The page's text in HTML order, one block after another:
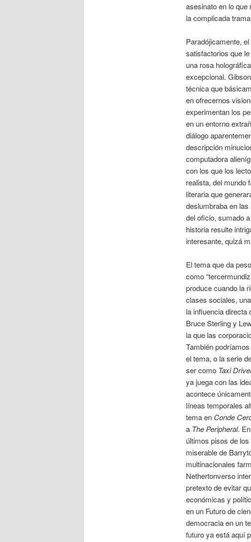
asesinato en lo
la complicada
Paradójicamente,
satisfactorios que
una rosa
excepcional.
técnica que
en ofrecernos
experimentan los
en un entorno
diálogo
descripción
computadora
con los que los
realista, del mundo
literaria que
deslumbraba en
del oficio, sumado
historia resulte
interesante, quizá
El tema que da
como
produce cuando la
clases sociales,
la influencia directa
Bruce Sterling y
la que las
También
el tema, o la serie
ser como Taxi
ya juega con las
acontece
líneas temporales
tema en Conde
a The Peripheral. En
últimos pisos de
miserable de
multinacionales
Nethertonverso
pretexto de evitar
económicas y
en un Futuro de
democracia en un
futuro ya está aquí